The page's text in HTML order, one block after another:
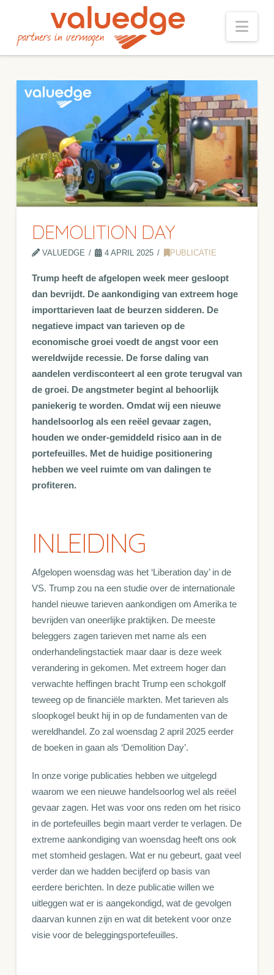
DEMOLITION DAY
VALUEDGE 4 APRIL 2025 PUBLICATIE
Trump heeft de afgelopen week meer gesloopt
dan bevrijdt. De aankondiging van extreem hoge
importtarieven laat de beurzen sidderen. De
negatieve impact van tarieven op de
economische groei voedt de angst voor een
wereldwijde recessie. De forse daling van
aandelen verdisconteert al een grote terugval van
de groei. De angstmeter begint al behoorlijk
paniekerig te worden. Omdat wij een nieuwe
handelsoorlog als een reëel gevaar zagen,
houden we onder-gemiddeld risico aan in de
portefeuilles. Met de huidige positionering
hebben we veel ruimte om van dalingen te
profiteren.
INLEIDING
Afgelopen woensdag was het ‘Liberation day’ in de
VS. Trump zou na een studie over de internationale
handel nieuwe tarieven aankondigen om Amerika te
bevrijden van oneerlijke praktijken. De meeste
beleggers zagen tarieven met name als een
onderhandelingstactiek maar daar is deze week
verandering in gekomen. Met extreem hoger dan
verwachte heffingen bracht Trump een schokgolf
teweeg op de financiële markten. Met tarieven als
sloopkogel beukt hij in op de fundamenten van de
wereldhandel. Zo zal woensdag 2 april 2025 eerder
de boeken in gaan als ‘Demolition Day’.
In onze vorige publicaties hebben we uitgelegd
waarom we een nieuwe handelsoorlog wel als reëel
gevaar zagen. Het was voor ons reden om het risico
in de portefeuilles begin maart verder te verlagen. De
extreme aankondiging van woensdag heeft ons ook
met stomheid geslagen. Wat er nu gebeurt, gaat veel
verder dan we hadden becijferd op basis van
eerdere berichten. In deze publicatie willen we
uitleggen wat er is aangekondigd, wat de gevolgen
daarvan kunnen zijn en wat dit betekent voor onze
visie voor de beleggingsportefeuilles.